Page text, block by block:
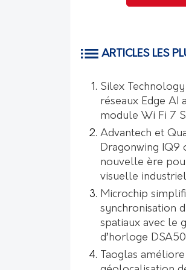
ARTICLES LES
Silex
réseaux Edge AI
module Wi Fi 7
Advantech et
Dragonwing IQ9
nouvelle ère
visuelle
Microchip
synchronisation
spatiaux avec le
d’horloge
Taoglas